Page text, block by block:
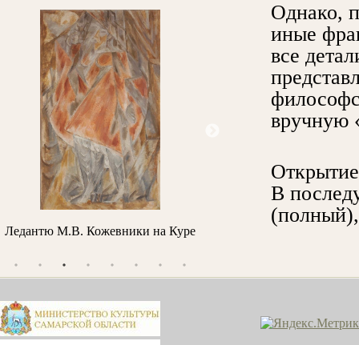
Ледантю М.В. Кожевники на Куре Шишкин И.И. Ель.
Однако,
иные
все
вручную
В